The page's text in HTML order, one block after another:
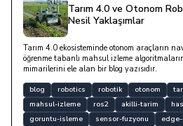
Tarım 4.0 ve Otonom
Nesil Yaklaşımlar
Tarım 4.0 ekosisteminde otonom araçların
öğrenme tabanlı mahsul izleme
mimarilerini ele alan bir blog yazısıdır.
blog robotics robotik otonom
mahsul-izleme
ros2 akilli-tarim
goruntu-isleme
sensor-fuzyonu